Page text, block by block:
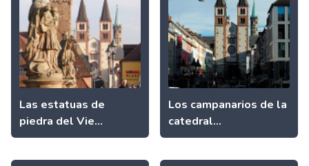
Las estatuas de
piedra del Vie...
Los campanarios de la
catedral...